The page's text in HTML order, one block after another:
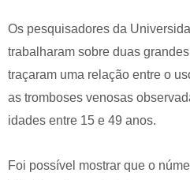
Os pesquisadores da
trabalharam sobre duas
traçaram uma relação entre o
as tromboses venosas
idades entre 15 e 49 anos.
Foi possível mostrar que o